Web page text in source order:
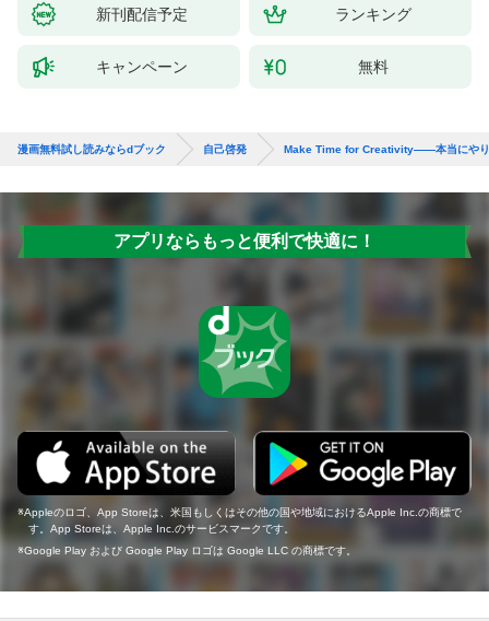
新刊配信予定 ランキング
キャンペーン 無料
漫画無料試し読みならdブック 自己啓発 Make Time for Creativity――本当にやり
アプリならもっと便利で快適に！
Appleのロゴ、App Storeは、米国もしくはその他の国や地域におけるApple Inc.の商標で
す。App Storeは、Apple Inc.のサービスマークです。
Google Play および Google Play ロゴは Google LLC の商標です。